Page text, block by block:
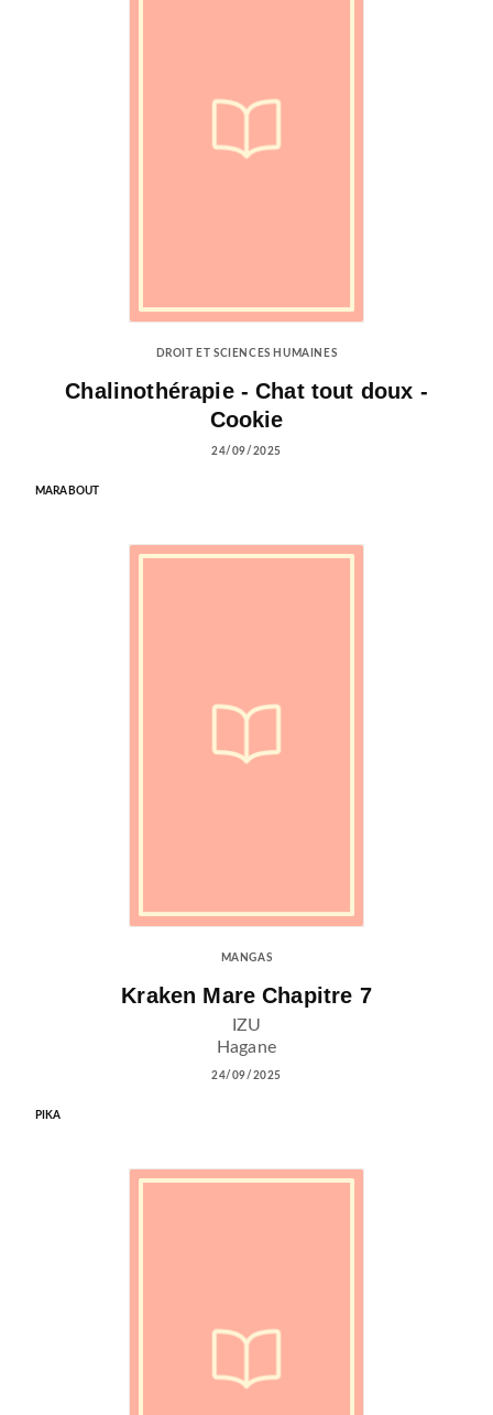
DROIT ET SCIENCES HUMAINES
Chalinothérapie - Chat tout doux -
Cookie
24/09/2025
MARABOUT
MANGAS
Kraken Mare Chapitre 7
IZU
Hagane
24/09/2025
PIKA